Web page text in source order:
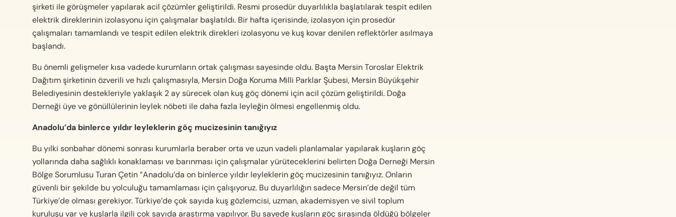
şirketi ile görüşmeler yapılarak acil çözümler geliştirildi. Resmi prosedür duyarlılıkla başlatılarak tespit edilen
elektrik direklerinin izolasyonu için çalışmalar başlatıldı. Bir hafta içerisinde, izolasyon için prosedür
çalışmaları tamamlandı ve tespit edilen elektrik direkleri izolasyonu ve kuş kovar denilen reflektörler asılmaya
başlandı.
Bu önemli gelişmeler kısa vadede kurumların ortak çalışması sayesinde oldu. Başta Mersin Toroslar Elektrik
Dağıtım şirketinin özverili ve hızlı çalışmasıyla, Mersin Doğa Koruma Milli Parklar Şubesi, Mersin Büyükşehir
Belediyesinin destekleriyle yaklaşık 2 ay sürecek olan kuş göç dönemi için acil çözüm geliştirildi. Doğa
Derneği üye ve gönüllülerinin leylek nöbeti ile daha fazla leyleğin ölmesi engellenmiş oldu.
Anadolu’da binlerce yıldır leyleklerin göç mucizesinin tanığıyız
Bu yılki sonbahar dönemi sonrası kurumlarla beraber orta ve uzun vadeli planlamalar yapılarak kuşların göç
yollarında daha sağlıklı konaklaması ve barınması için çalışmalar yürüteceklerini belirten Doğa Derneği Mersin
Bölge Sorumlusu Turan Çetin ”Anadolu’da on binlerce yıldır leyleklerin göç mucizesinin tanığıyız. Onların
güvenli bir şekilde bu yolculuğu tamamlaması için çalışıyoruz. Bu duyarlılığın sadece Mersin’de değil tüm
Türkiye’de olması gerekiyor. Türkiye’de çok sayıda kuş gözlemcisi, uzman, akademisyen ve sivil toplum
kuruluşu var ve kuşlarla ilgili çok sayıda araştırma yapılıyor. Bu sayede kuşların göç sırasında öldüğü bölgeler